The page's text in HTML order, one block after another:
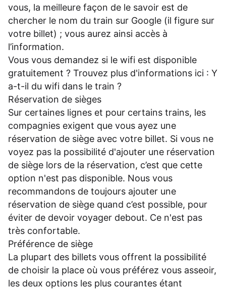
vous, la meilleure façon de le savoir est de
chercher le nom du train sur Google (il figure sur
votre billet) ; vous aurez ainsi accès à
l’information.
Vous vous demandez si le wifi est disponible
gratuitement ? Trouvez plus d'informations ici : Y
a-t-il du wifi dans le train ?
Réservation de sièges
Sur certaines lignes et pour certains trains, les
compagnies exigent que vous ayez une
réservation de siège avec votre billet. Si vous ne
voyez pas la possibilité d'ajouter une réservation
de siège lors de la réservation, c’est que cette
option n'est pas disponible. Nous vous
recommandons de toujours ajouter une
réservation de siège quand c’est possible, pour
éviter de devoir voyager debout. Ce n'est pas
très confortable.
Préférence de siège
La plupart des billets vous offrent la possibilité
de choisir la place où vous préférez vous asseoir,
les deux options les plus courantes étant